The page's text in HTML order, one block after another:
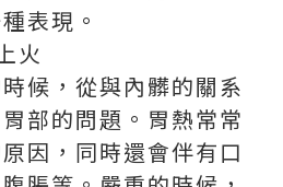
表現。
火
候，從與內髒的關系
部的問題。胃熱常常
因，同時還會伴有口